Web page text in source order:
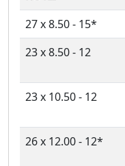
27 x 8.50 - 15*
23 x 8.50 - 12
23 x 10.50 - 12
26 x 12.00 - 12*